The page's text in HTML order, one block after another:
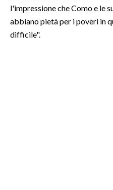
l'impressione che Como e le
abbiano pietà per i poveri in
difficile".